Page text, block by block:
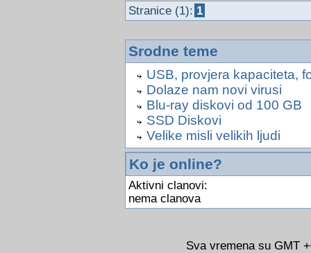
Stranice (1): 1
Srodne teme
USB, provjera kapaciteta,
Dolaze nam novi virusi
Blu-ray diskovi od 100 GB
SSD Diskovi
Velike misli velikih ljudi
Ko je online?
Aktivni clanovi:
nema clanova
Sva vremena su GMT